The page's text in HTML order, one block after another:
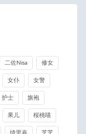
二佐Nisa 修女
女仆 女警
护士 旗袍
果儿 桜桃喵
绮里嘉 芝芝